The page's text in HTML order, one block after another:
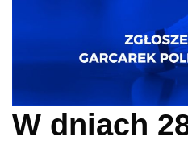
W dniach